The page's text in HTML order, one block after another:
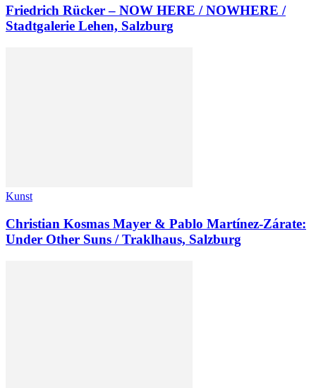
Friedrich Rücker – NOW HERE / NOWHERE /
Stadtgalerie Lehen, Salzburg
Kunst
Christian Kosmas Mayer & Pablo Martínez-Zárate:
Under Other Suns / Traklhaus, Salzburg